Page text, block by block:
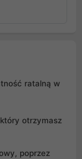
ratalną w
otrzymasz
poprzez